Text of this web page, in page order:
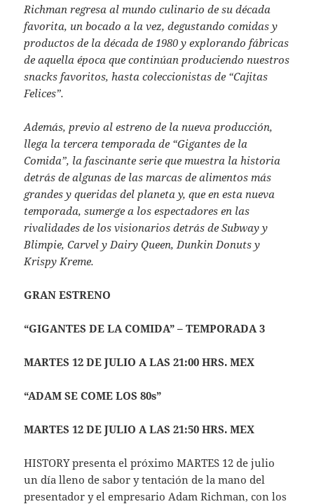
Richman regresa al mundo culinario de su década
favorita, un bocado a la vez, degustando comidas y
productos de la década de 1980 y explorando fábricas
de aquella época que continúan produciendo nuestros
snacks favoritos, hasta coleccionistas de “Cajitas
Felices”.
Además, previo al estreno de la nueva producción,
llega la tercera temporada de “Gigantes de la
Comida”, la fascinante serie que muestra la historia
detrás de algunas de las marcas de alimentos más
grandes y queridas del planeta y, que en esta nueva
temporada, sumerge a los espectadores en las
rivalidades de los visionarios detrás de Subway y
Blimpie, Carvel y Dairy Queen, Dunkin Donuts y
Krispy Kreme.
GRAN ESTRENO
“GIGANTES DE LA COMIDA” – TEMPORADA 3
MARTES 12 DE JULIO A LAS 21:00 HRS. MEX
“ADAM SE COME LOS 80s”
MARTES 12 DE JULIO A LAS 21:50 HRS. MEX
HISTORY presenta el próximo MARTES 12 de julio
un día lleno de sabor y tentación de la mano del
presentador y el empresario Adam Richman, con los